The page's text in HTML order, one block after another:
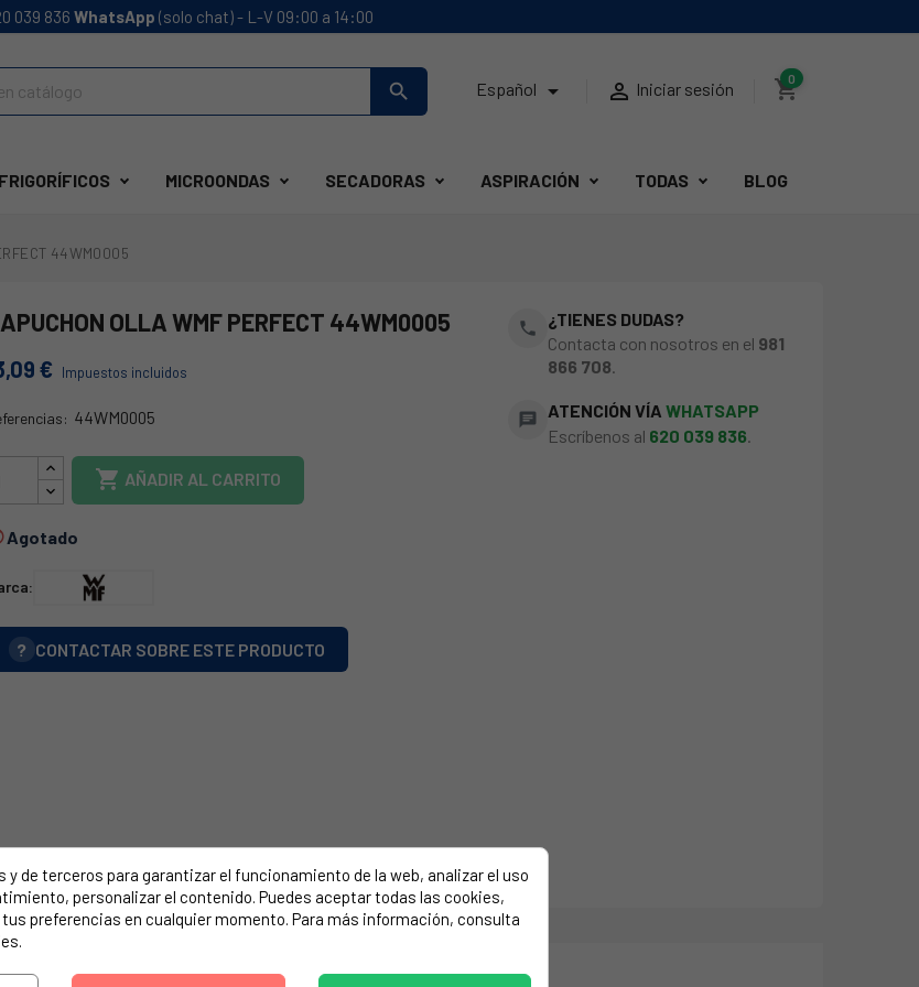
039 836 WhatsApp (solo chat) - L-V 09:00 a 14:00
search Español   Iniciar sesión shopping_cart
0
FRIGORÍFICOS MICROONDAS SECADORAS ASPIRACIÓN TODAS BLOG
44WM0005
OLLA WMF PERFECT 44WM0005
€ Impuestos incluidos
44WM0005
 AÑADIR AL CARRITO
Agotado
? CONTACTAR SOBRE ESTE PRODUCTO
phone
¿TIENES DUDAS?
Contacta con nosotros en el 981
866 708.
chat ATENCIÓN VÍAWHATSAPP
Escríbenos al 620 039 836
y de terceros para garantizar el funcionamiento de la web, analizar el uso
personalizar el contenido. Puedes aceptar todas las cookies,
preferencias en cualquier momento. Para más información, consulta